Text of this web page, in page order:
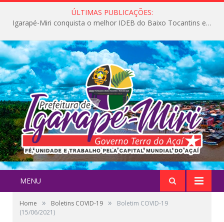
ÚLTIMAS PUBLICAÇÕES:
Igarapé-Miri conquista o melhor IDEB do Baixo Tocantins e avança na qualidade da educação pública
MENU
Home » Boletins COVID-19 »
Boletim COVID-19
(15/06/2021)